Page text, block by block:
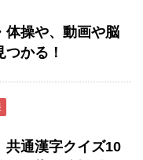
体操や、動画や脳
つかる！
共通漢字クイズ10